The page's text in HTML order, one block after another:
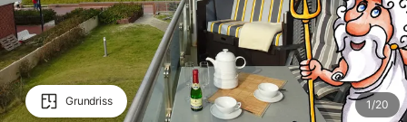
Grundriss 1/20